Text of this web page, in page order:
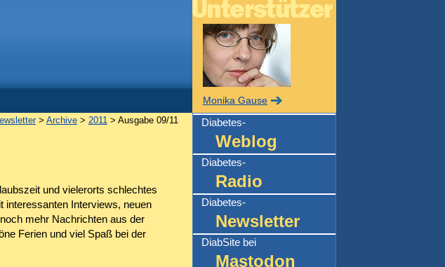
> Archive> 2011> Ausgabe 09/11
und vielerorts schlechtes
interessanten Interviews, neuen
mehr Nachrichten aus der
Ferien und viel Spaß bei der
Monika Gause
Diabetes-
Weblog
Diabetes-
Radio
Diabetes-
Newsletter
DiabSite bei
Mastodon